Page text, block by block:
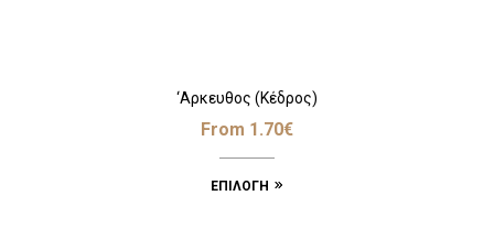
‘Αρκευθος (Κέδρος)
From 1.70€
ΕΠΙΛΟΓΉ